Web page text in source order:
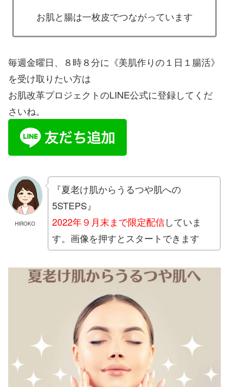
お肌と腸は一枚皮でつながっています
毎週金曜日、８時８分に《美肌作りの１日１腸活》
を受け取りたい方は
お肌改革プロジェクトのLINE公式に登録してくだ
さいね。
HIROKO
『夏老け肌からうるつや肌への
5STEPS』
2022年９月末まで限定配信していま
す。画像を押すとスタートできます